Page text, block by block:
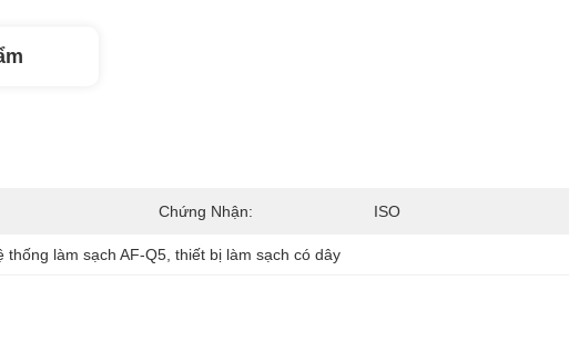
Chứng Nhận: ISO
thống làm sạch AF-Q5 thiết bị làm sạch có dây